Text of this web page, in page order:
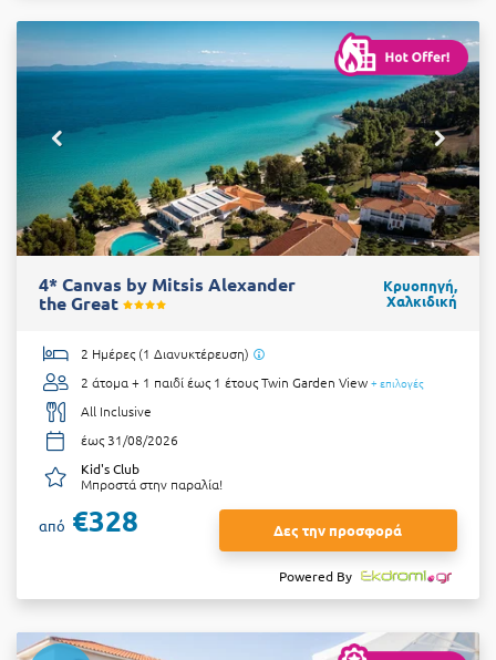
4* Canvas by Mitsis Alexander
the Great
Κρυοπηγή,
Χαλκιδική
2 Ημέρες (1 Διανυκτέρευση)
2 άτομα + 1 παιδί έως 1 έτουςTwin Garden View + επιλογές
All Inclusive
έως 31/08/2026
Kid's Club
Μπροστά στην παραλία!
από €328 Δες την προσφορά
Powered By